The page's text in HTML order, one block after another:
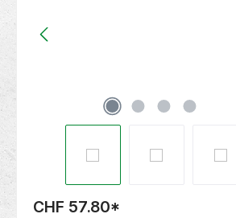
CHF 57.80*